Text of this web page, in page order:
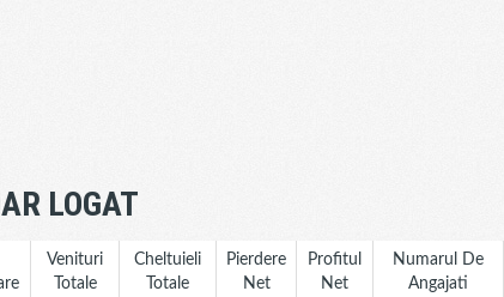
LOGAT
Venituri
Totale
Cheltuieli
Totale
Pierdere
Net
Profitul
Net
Numarul De
Angajati